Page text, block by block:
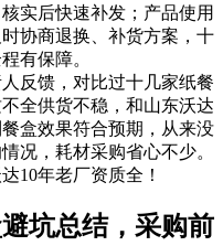
实后快速补发；产品使用
协商退换、补货方案，十
有保障。
反馈，对比过十几家纸餐
全供货不稳，和山东沃达
盒效果符合预期，从来没
况，耗材采购省心不少。
坑总结，采购前